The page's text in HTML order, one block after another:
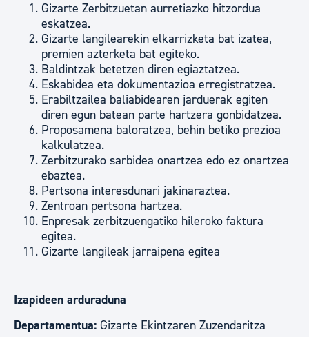
Gizarte Zerbitzuetan aurretiazko hitzordua
eskatzea.
Gizarte langilearekin elkarrizketa bat izatea,
premien azterketa bat egiteko.
Baldintzak betetzen diren egiaztatzea.
Eskabidea eta dokumentazioa erregistratzea.
Erabiltzailea baliabidearen jarduerak egiten
diren egun batean parte hartzera gonbidatzea.
Proposamena baloratzea, behin betiko prezioa
kalkulatzea.
Zerbitzurako sarbidea onartzea edo ez onartzea
ebaztea.
Pertsona interesdunari jakinaraztea.
Zentroan pertsona hartzea.
Enpresak zerbitzuengatiko hileroko faktura
egitea.
Gizarte langileak jarraipena egitea
Izapideen arduraduna
Departamentua: Gizarte Ekintzaren Zuzendaritza